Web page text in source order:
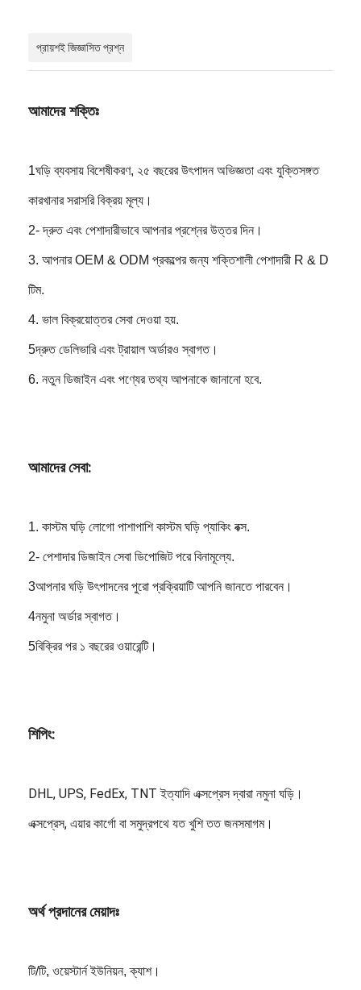
প্রায়শই জিজ্ঞাসিত প্রশ্ন
আমাদের শক্তিঃ
1ঘড়ি ব্যবসায় বিশেষীকরণ, ২৫ বছরের উৎপাদন অভিজ্ঞতা এবং যুক্তিসঙ্গত
কারখানার সরাসরি বিক্রয় মূল্য।
2- দ্রুত এবং পেশাদারীভাবে আপনার প্রশ্নের উত্তর দিন।
3. আপনার OEM & ODM প্রকল্পের জন্য শক্তিশালী পেশাদারী R & D
টিম.
4. ভাল বিক্রয়োত্তর সেবা দেওয়া হয়.
5দ্রুত ডেলিভারি এবং ট্রায়াল অর্ডারও স্বাগত।
6. নতুন ডিজাইন এবং পণ্যের তথ্য আপনাকে জানানো হবে.
আমাদের সেবা:
1. কাস্টম ঘড়ি লোগো পাশাপাশি কাস্টম ঘড়ি প্যাকিং বক্স.
2- পেশাদার ডিজাইন সেবা ডিপোজিট পরে বিনামূল্যে.
3আপনার ঘড়ি উৎপাদনের পুরো প্রক্রিয়াটি আপনি জানতে পারবেন।
4নমুনা অর্ডার স্বাগত।
5বিক্রির পর ১ বছরের ওয়ারেন্টি।
শিপিং:
DHL, UPS, FedEx, TNT ইত্যাদি এক্সপ্রেস দ্বারা নমুনা ঘড়ি।
এক্সপ্রেস, এয়ার কার্গো বা সমুদ্রপথে যত খুশি তত জনসমাগম।
অর্থ প্রদানের মেয়াদঃ
টি/টি, ওয়েস্টার্ন ইউনিয়ন, ক্যাশ।